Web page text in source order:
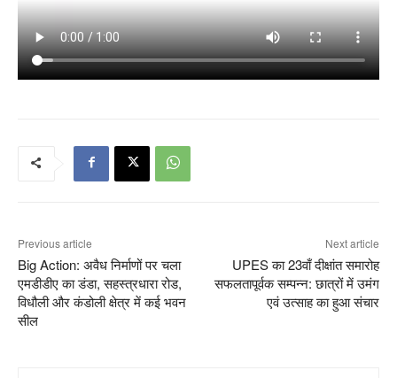
Previous article
Big Action: अवैध निर्माणों पर चला
एमडीडीए का डंडा, सहस्त्रधारा रोड,
विधौली और कंडोली क्षेत्र में कई भवन
सील
Next article
UPES का 23वाँ दीक्षांत समारोह
सफलतापूर्वक सम्पन्न: छात्रों में उमंग
एवं उत्साह का हुआ संचार